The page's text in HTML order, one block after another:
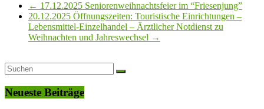
← 17.12.2025 Seniorenweihnachtsfeier im “Friesenjung”
20.12.2025 Öffnungszeiten: Touristische Einrichtungen –
Lebensmittel-Einzelhandel – Ärztlicher Notdienst zu
Weihnachten und Jahreswechsel →
Neueste Beiträge